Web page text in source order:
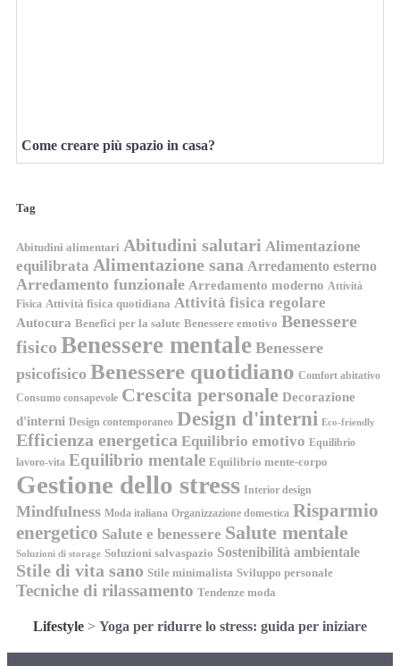
Come creare più spazio in casa?
Tag
Abitudini alimentari Abitudini salutari Alimentazione
equilibrata Alimentazione sana Arredamento esterno
Arredamento funzionale Arredamento moderno Attività
Fisica Attività fisica quotidiana Attività fisica regolare
Autocura Benefici per la salute Benessere emotivo Benessere
fisico Benessere mentale Benessere
psicofisico Benessere quotidiano Comfort abitativo
Consumo consapevole Crescita personale Decorazione
d'interni Design contemporaneo Design d'interni Eco-friendly
Efficienza energetica Equilibrio emotivo Equilibrio
lavoro-vita Equilibrio mentale Equilibrio mente-corpo
Gestione dello stress Interior design
Mindfulness Moda italiana Organizzazione domestica Risparmio
energetico Salute e benessere Salute mentale
Soluzioni di storage Soluzioni salvaspazio Sostenibilità ambientale
Stile di vita sano Stile minimalista Sviluppo personale
Tecniche di rilassamento Tendenze moda
Lifestyle > Yoga per ridurre lo stress: guida per iniziare